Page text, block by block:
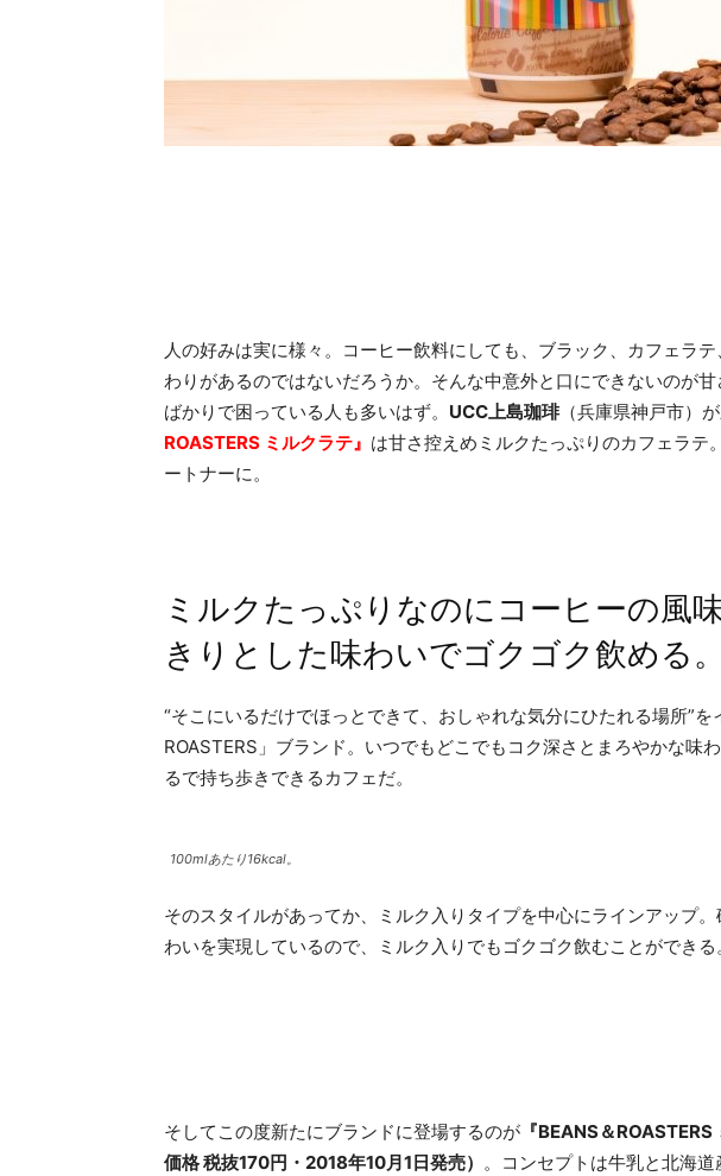
人の好みは実に様々。コーヒー飲料にしても、ブラック、カフェラ
わりがあるのではないだろうか。そんな中意外と口にできないのが
ばかりで困っている人も多いはず。 UCC上島珈琲（兵庫県神戸市）
ROASTERS ミルクラテ』 は甘さ控えめミルクたっぷりのカフェラテ
ートナーに。
ミルクたっぷりなのにコーヒーの風
きりとした味わいでゴクゴク飲める。
“そこにいるだけでほっとできて、おしゃれな気分にひたれる場所”
ROASTERS」ブランド。いつでもどこでもコク深さとまろやかな味
るで持ち歩きできるカフェだ。
100mlあたり16kcal。
そのスタイルがあってか、ミルク入りタイプを中心にラインアップ
わいを実現しているので、ミルク入りでもゴクゴク飲むことができる
そしてこの度新たにブランドに登場するのが 『BEANS＆
価格 税抜170円・2018年10月1日発売） 。コンセプトは牛乳と北海